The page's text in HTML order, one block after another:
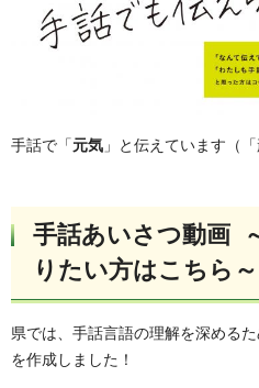
手話で「元気 」と伝えています（
手話あいさつ動画
りたい方はこちら～
県では、手話言語の理解を深める
を作成しました！